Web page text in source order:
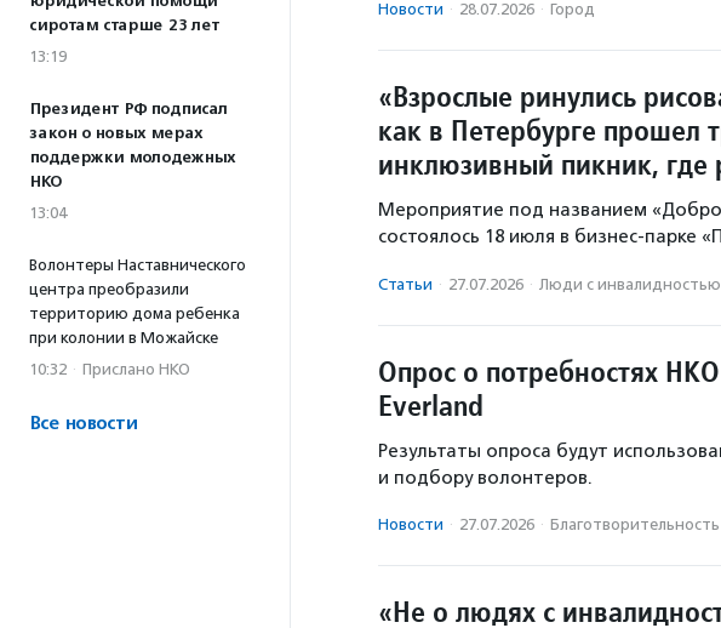
сиротам старше 23 лет
13:19
Президент РФ подписал
закон о новых мерах
поддержки молодежных
НКО
13:04
Волонтеры Наставнического
центра преобразили
территорию дома ребенка
при колонии в Можайске
10:32 · Прислано НКО
Все новости
Новости · 28.07.2026 · Город
«Взрослые ринулись
как в Петербурге прошел
инклюзивный пикник,
Мероприятие под названием
состоялось 18 июля в бизнес-парке
Статьи · 27.07.2026 · Люди с инвалидностью
Опрос о потребностях
Everland
Результаты опроса будут
и подбору волонтеров.
Новости · 27.07.2026 ·
«Не о людях с